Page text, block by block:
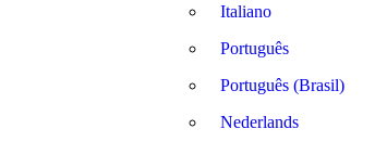
Italiano
Português
Português (Brasil)
Nederlands